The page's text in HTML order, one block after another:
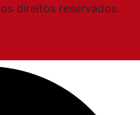
direitos reservados.